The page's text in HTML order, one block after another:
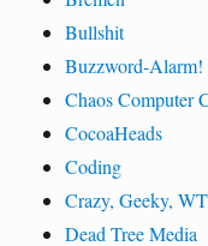
Bullshit
Buzzword-Alarm!
Chaos Computer
CocoaHeads
Coding
Crazy, Geeky,
Dead Tree Media